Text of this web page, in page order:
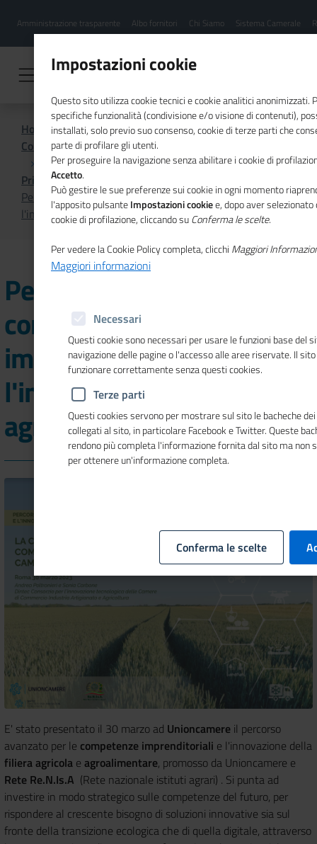
contenuto
Menu
hamburgher
Amministrazione trasparente Albo fornitori Chi Siamo Sistema Camerale
Home
Comunicazione istituzionale per il sistema camerale
Primo Piano
Percorso avanzato per le competenze imprenditoriali e
l'innovazione della filiera agricola e agroalimentare
Percorso avanzato per le
competenze
imprenditoriali e
l'innovazione della filiera
agricola e agroalimentare
E' stato presentato il 30 marzo ad Unioncamere il percorso
avanzato per le competenze imprenditoriali e l'innovazione della
filiera agricola e agroalimentare, promosso da Unioncamere e
Rete Re.N.Is.A (Rete nazionale istituti agrari) . Si punta ad
investire in modo strategico sulle competenze del futuro, per
rispondere al crescente bisogno di soluzioni innovative sia sul
fronte della transizione ecologica che di quella digitale, attraverso
Impostazioni cookie
Questo sito utilizza cookie tecnici e cookie analitici anonimizzati.
specifiche funzionalità (condivisione e/o visione di contenuti),
installati, solo previo suo consenso, cookie di terze parti che
parte di profilare gli utenti.
Per proseguire la navigazione senza abilitare i cookie di
Accetto.
Può gestire le sue preferenze sui cookie in ogni momento
l'apposito pulsanteImpostazioni cookiee, dopo aver
cookie di profilazione, cliccando suConferma le scelte.
Per vedere la Cookie Policy completa, clicchi Maggiori
Maggiori informazioni
Necessari
Questi cookie sono necessari per usare le funzioni base del
navigazione delle pagine o l'accesso alle aree riservate. Il
funzionare correttamente senza questi cookies.
Terze parti
Questi cookies servono per mostrare sul sito le bacheche
collegati al sito, in particolare Facebook e Twitter. Queste
rendono più completa l'informazione fornita dal sito ma non
per ottenere un'informazione completa.
Conferma le scelte